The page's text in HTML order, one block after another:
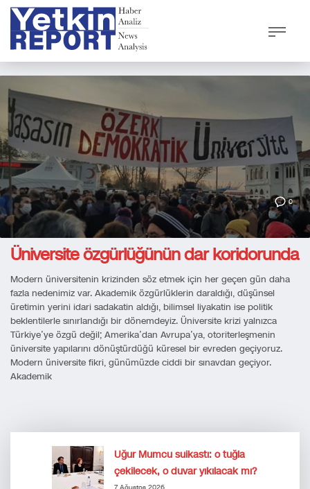
0
Üniversite özgürlüğünün dar koridorunda
Modern üniversitenin krizinden söz etmek için her geçen gün daha
fazla nedenimiz var. Akademik özgürlüklerin daraldığı, düşünsel
üretimin yerini idari sadakatin aldığı, bilimsel liyakatin ise politik
beklentilerle sınırlandığı bir dönemdeyiz. Üniversite krizi yalnızca
Türkiye’ye özgü değil; Amerika’dan Avrupa’ya, otoriterleşmenin
üniversite yapılarını dönüştürdüğü küresel bir evreden geçiyoruz.
Modern üniversite fikri, günümüzde ciddi bir sınavdan geçiyor.
Akademik
Uğur Mumcu suikastı: o tuğla
çekilecek, o duvar yıkılacak mı?